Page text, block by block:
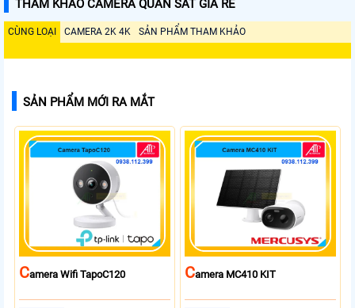
THAM KHẢO CAMERA QUAN SÁT GIÁ RẺ
CÙNG LOẠI CAMERA 2K 4K SẢN PHẨM THAM KHẢO
SẢN PHẨM MỚI RA MẮT
CAmera Wifi TapoC120 CAmera MC410 KIT